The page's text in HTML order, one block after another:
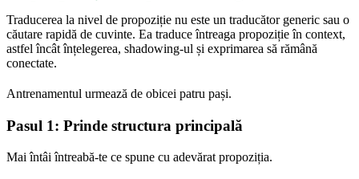
Traducerea la nivel de propoziție nu este un traducător generic sau o
căutare rapidă de cuvinte. Ea traduce întreaga propoziție în context,
astfel încât înțelegerea, shadowing-ul și exprimarea să rămână
conectate.
Antrenamentul urmează de obicei patru pași.
Pasul 1: Prinde structura principală
Mai întâi întreabă-te ce spune cu adevărat propoziția.